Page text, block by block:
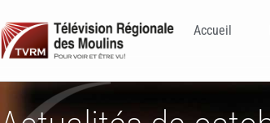
Accueil